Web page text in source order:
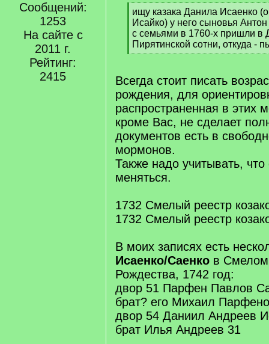
Сообщений:
1253
На сайте с
2011 г.
Рейтинг:
2415
[
q
]
ищу казака Данила Исаенко
Исайко) у него сыновья
с семьями в 1760-х пришли в
Пирятинской сотни, откуда -
[
q
]
Всегда стоит писать
рождения, для
распространенная в этих
кроме Вас, не сделает
документов есть в
мормонов.
Также надо учитывать,
меняться.
1732 Смелый реестр
1732 Смелый реестр
В моих записях есть
Исаенко/Саенко в
Рождества, 1742 год:
двор 51 Парфен Павлов
брат? его Михаил
двор 54 Даниил Андреев
брат Илья Андреев 31